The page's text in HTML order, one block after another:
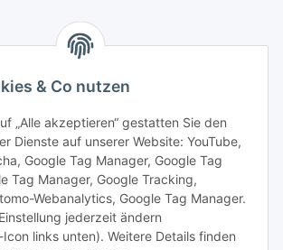
& Co nutzen
„Alle akzeptieren“ gestatten Sie den
Dienste auf unserer Website: YouTube,
Google Tag Manager, Google Tag
Tag Manager, Google Tracking,
Webanalytics, Google Tag Manager.
jederzeit ändern
links unten). Weitere Details finden